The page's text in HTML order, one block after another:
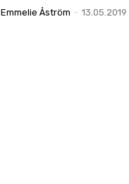
Emmelie Åström - 13.05.2019